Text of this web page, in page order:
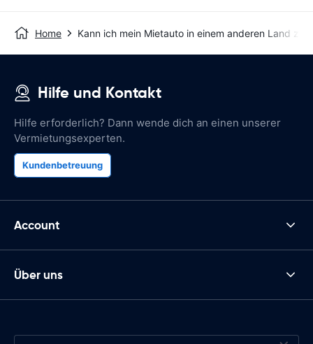
Home Kann ich mein Mietauto in einem anderen Land
Hilfe und Kontakt
Hilfe erforderlich? Dann wende dich an einen unserer
Vermietungsexperten.
Kundenbetreuung
Account
Über uns